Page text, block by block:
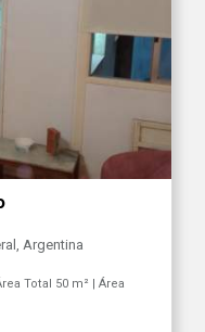
Argentina
Total 50 m² | Área